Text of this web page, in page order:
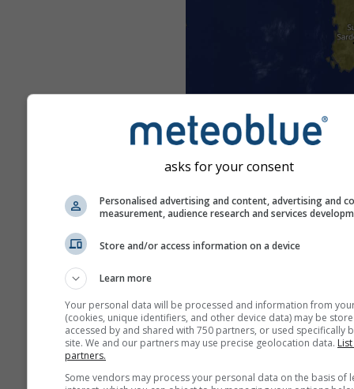
asks for your consent
Personalised advertising and content, advertising and
measurement, audience research and services
Store and/or access information on a device
Learn more
Your personal data will be processed and information from
(cookies, unique identifiers, and other device data) may be
accessed by and shared with 750 partners, or used specifically
site. We and our partners may use precise geolocation data.
partners.
Some vendors may process your personal data on the basis of